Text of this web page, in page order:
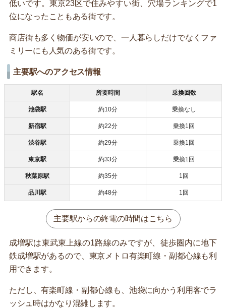
低いです。東京23区で住みやすい街、穴場ランキングで1
位になったこともある街です。
商店街も多く物価が安いので、一人暮らしだけでなくファ
ミリーにも人気のある街です。
主要駅へのアクセス情報
駅名 所要時間 乗換回数
池袋駅 約10分 乗換なし
新宿駅 約22分 乗換1回
渋谷駅 約29分 乗換1回
東京駅 約33分 乗換1回
秋葉原駅 約35分 1回
品川駅 約48分 1回
主要駅からの終電の時間はこちら
成増駅は東武東上線の1路線のみですが、徒歩圏内に地下
鉄成増駅があるので、東京メトロ有楽町線・副都心線も利
用できます。
ただし、有楽町線・副都心線も、池袋に向かう利用客でラ
ッシュ時はかなり混雑します。